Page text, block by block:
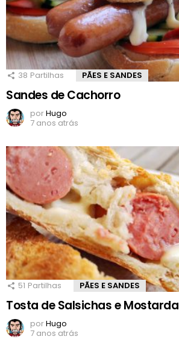
38 Partilhas PÃES E SANDES
Sandes de Cachorro
porHugo
7 anos atrás
51 Partilhas PÃES E SANDES
Tosta de Salsichas e Mostarda
porHugo
7 anos atrás